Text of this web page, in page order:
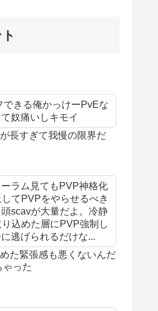
できる俺かっけーPvEな
奴痛いしキモイ
長すぎて我慢の限界だ
ラム見てもPVP神格化
てPVPをやらせるべき
scavが大量だよ。冷静
込めた層にPVP強制し
逃げられるだけな...
た緊張感も悪くないんだ
ゃった